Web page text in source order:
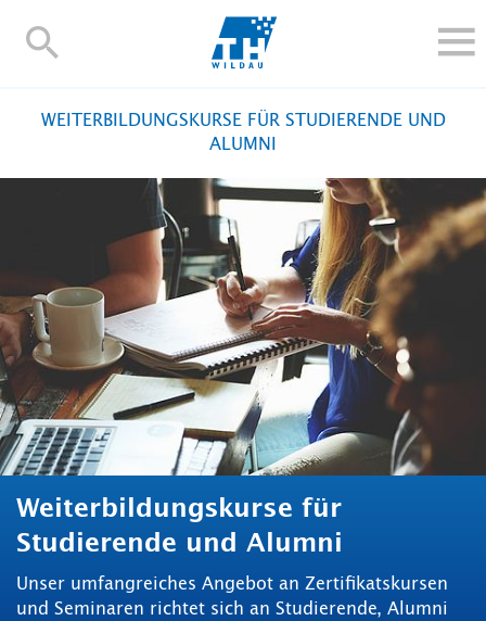
TH-
STUDIEREN UND WEITERBILDEN
FORSCHUNG UND TRANSFER
HOCHSCHULE
INTERNATIONAL
BESCHÄFTIGTE
Blogs Kontakt und Anfahrt Webmail Moodle
TH Online-Portal Personensuche English
WEITERBILDUNGSKURSE FÜR STUDIERENDE UND
ALUMNI
Weiterbildungskurse für
Studierende und Alumni
Unser umfangreiches Angebot an Zertifikatskursen
und Seminaren richtet sich an Studierende, Alumni